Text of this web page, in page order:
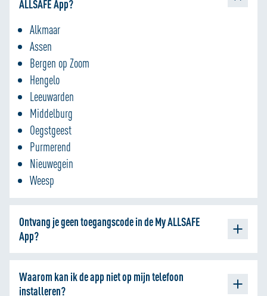
ALLSAFE App?
Alkmaar
Assen
Bergen op Zoom
Hengelo
Leeuwarden
Middelburg
Oegstgeest
Purmerend
Nieuwegein
Weesp
Ontvang je geen toegangscode in de My ALLSAFE
App?
Dit kan liggen aan de volgende factoren:
Wanneer je geen gebruik maakt van de laatste versie van
Waarom kan ik de app niet op mijn telefoon
installeren?